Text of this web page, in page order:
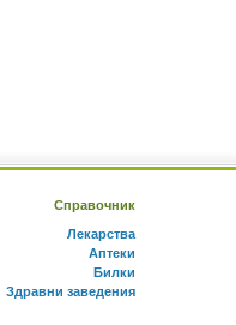
Справочник
Лекарства
Аптеки
Билки
Здравни заведения